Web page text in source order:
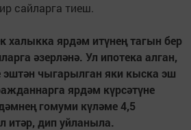
сайларга тиеш.
халыкка ярдәм итүнең тагын бер
әзерләнә. Ул ипотека алган,
эштән чыгарылган яки кыска эш
ярдәм күрсәтүне
гомуми күләме 4,5
итәр, дип уйланыла.